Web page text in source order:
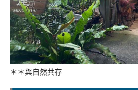
＊＊與自然共存